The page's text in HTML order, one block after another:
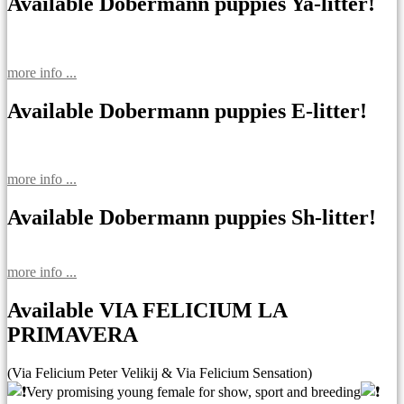
more info ...
Available Dobermann puppies E-litter!
more info ...
Available Dobermann puppies Sh-litter!
more info ...
Available VIA FELICIUM LA
PRIMAVERA
(Via Felicium Peter Velikij & Via Felicium Sensation)
Very promising young female for show, sport and breeding